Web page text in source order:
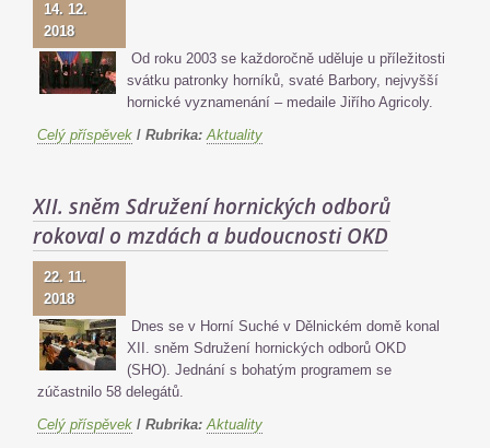
14. 12.
2018
Od roku 2003 se každoročně uděluje u příležitosti
svátku patronky horníků, svaté Barbory, nejvyšší
hornické vyznamenání – medaile Jiřího Agricoly.
Celý příspěvek / Rubrika: Aktuality
XII. sněm Sdružení hornických odborů
rokoval o mzdách a budoucnosti OKD
22. 11.
2018
Dnes se v Horní Suché v Dělnickém domě konal
XII. sněm Sdružení hornických odborů OKD
(SHO). Jednání s bohatým programem se
zúčastnilo 58 delegátů.
Celý příspěvek / Rubrika: Aktuality